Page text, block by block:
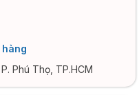
Phú Thọ, TP.HCM